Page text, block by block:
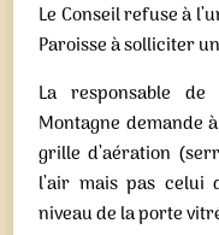
Le Conseil refuse à
Paroisse à solliciter
La responsable
Montagne demande
grille d’aération
l’air mais pas celui
niveau de la porte